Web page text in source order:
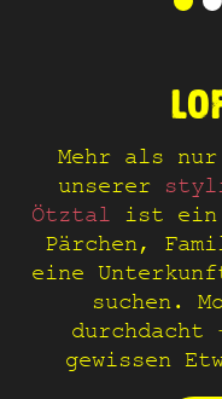
Mehr als
unserer
Ötztal ist ein
Pärchen,
eine
suchen.
durchdacht
gewissen